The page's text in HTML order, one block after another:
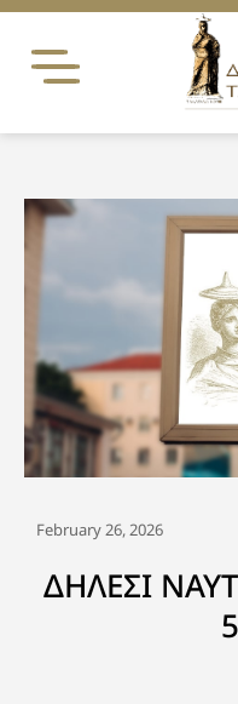
Skip
content
February 26, 2026
ΔΗΛΕΣΙ